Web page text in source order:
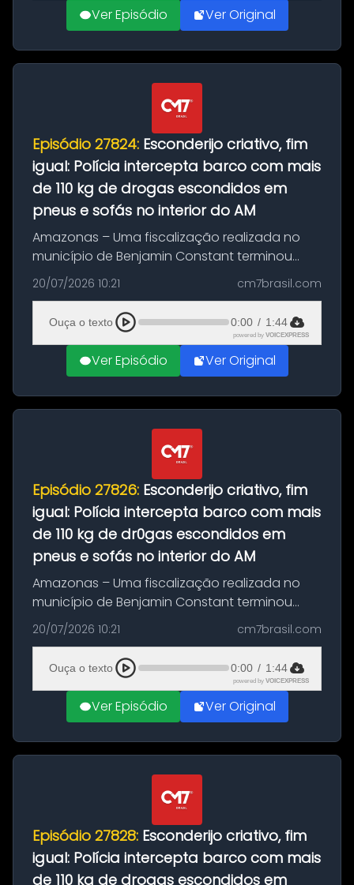
Ver Episódio Ver Original
Episódio 27824: Esconderijo criativo, fim
igual: Polícia intercepta barco com mais
de 110 kg de drogas escondidos em
pneus e sofás no interior do AM
Amazonas – Uma fiscalização realizada no
município de Benjamin Constant terminou
com a apreensão de aproximadamente 115
quilos de entorpecentes em uma
embarcação atracada no porto da cidade. O
materia...
20/07/2026 10:21 cm7brasil.com
Ouça o texto 0:00 / 1:44
powered by VOICEXPRESS
Ver Episódio Ver Original
Episódio 27826: Esconderijo criativo, fim
igual: Polícia intercepta barco com mais
de 110 kg de dr0gas escondidos em
pneus e sofás no interior do AM
Amazonas – Uma fiscalização realizada no
município de Benjamin Constant terminou
com a apreensão de aproximadamente 115
quilos de entorpecentes em uma
embarcação atracada no porto da cidade. O
materia...
20/07/2026 10:21 cm7brasil.com
Ouça o texto 0:00 / 1:44
powered by VOICEXPRESS
Ver Episódio Ver Original
Episódio 27828: Esconderijo criativo, fim
igual: Polícia intercepta barco com mais
de 110 kg de drogas escondidos em